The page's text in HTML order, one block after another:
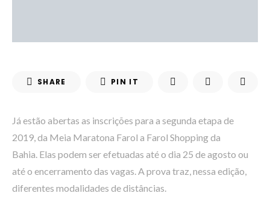
SHARE PIN IT
Já estão abertas as inscrições para a segunda etapa de
2019, da Meia Maratona Farol a Farol Shopping da
Bahia. Elas podem ser efetuadas até o dia 25 de agosto ou
até o encerramento das vagas. A prova traz, nessa edição,
diferentes modalidades de distâncias.